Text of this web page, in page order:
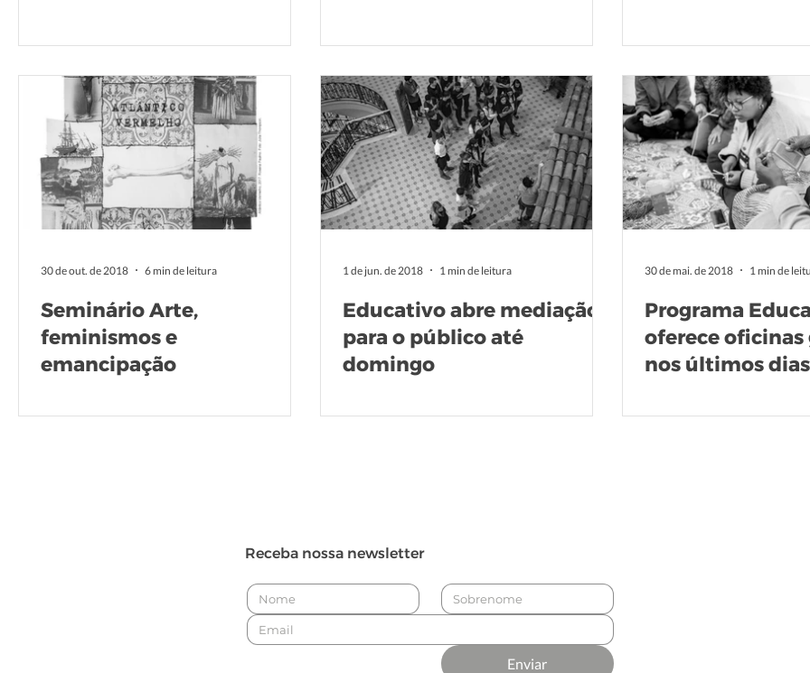
Seminário Arte,
feminismos e
emancipação
30 de out. de 2018 6 min de leitura
Educativo abre mediação
para o público até
domingo
1 de jun. de 2018 1 min de leitura
Programa
oferece
nos últimos
30 de mai. de 2018 1 min de
Receba nossa newsletter
Enviar